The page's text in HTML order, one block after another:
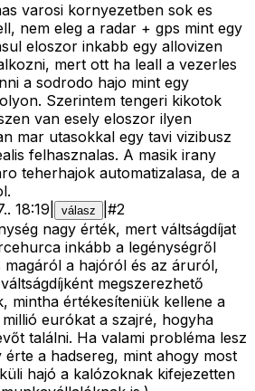
varosi kornyezetben sok es
nem eleg a radar + gps mint egy
eloszor inkabb egy allovizen
mert ott ha leall a vezerles
a sodrodo hajo mint egy
Szerintem tengeri kikotok
van esely eloszor ilyen
mar utasokkal egy tavi vizibusz
felhasznalas. A masik irany
teherhajok automatizalasa, de a
. 18:19 válasz #2
nagy érték, mert váltságdíjat
inkább a legénységről
a hajóról és az áruról,
megszerezhető
mintha értékesíteniük kellene a
eurókat a szajré, hogyha
találni. Ha valami probléma lesz
érte a hadsereg, mint ahogy most
hajó a kalózoknak kifejezetten